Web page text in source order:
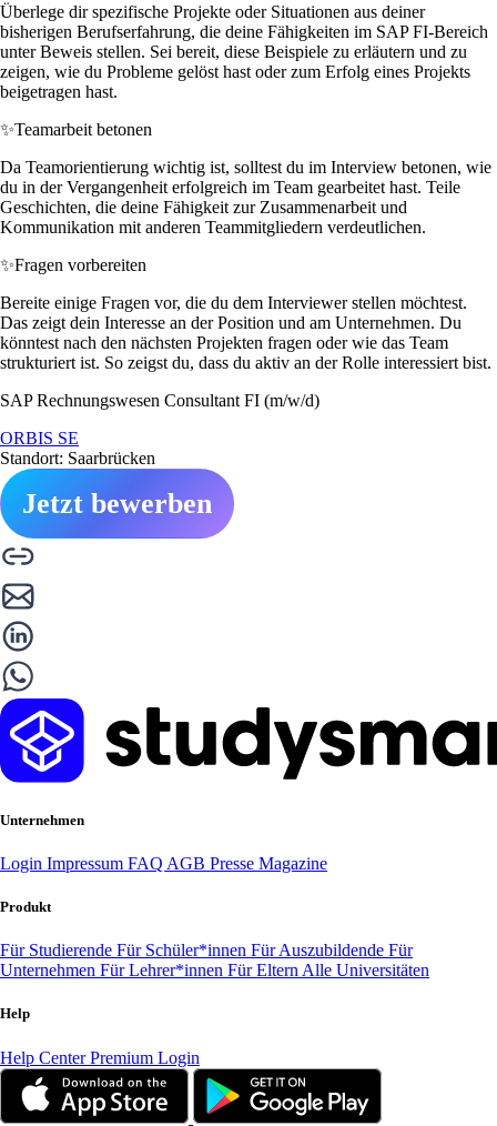
Überlege dir spezifische Projekte oder Situationen aus deiner
bisherigen Berufserfahrung, die deine Fähigkeiten im SAP FI-Bereich
unter Beweis stellen. Sei bereit, diese Beispiele zu erläutern und zu
zeigen, wie du Probleme gelöst hast oder zum Erfolg eines Projekts
beigetragen hast.
✨Teamarbeit betonen
Da Teamorientierung wichtig ist, solltest du im Interview betonen, wie
du in der Vergangenheit erfolgreich im Team gearbeitet hast. Teile
Geschichten, die deine Fähigkeit zur Zusammenarbeit und
Kommunikation mit anderen Teammitgliedern verdeutlichen.
✨Fragen vorbereiten
Bereite einige Fragen vor, die du dem Interviewer stellen möchtest.
Das zeigt dein Interesse an der Position und am Unternehmen. Du
könntest nach den nächsten Projekten fragen oder wie das Team
strukturiert ist. So zeigst du, dass du aktiv an der Rolle interessiert bist.
SAP Rechnungswesen Consultant FI (m/w/d)
ORBIS SE
Standort: Saarbrücken
Jetzt bewerben
Unternehmen
Login Impressum FAQ AGB Presse Magazine
Produkt
Für Studierende Für Schüler*innen Für Auszubildende Für
Unternehmen Für Lehrer*innen Für Eltern Alle Universitäten
Help
Help CenterPremium Login